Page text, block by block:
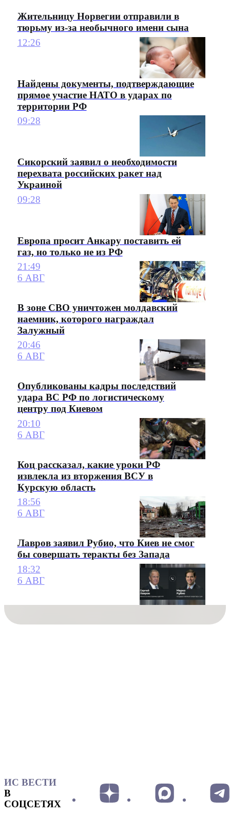
Жительницу Норвегии отправили в
тюрьму из-за необычного имени сына
12:26
Найдены документы, подтверждающие
прямое участие НАТО в ударах по
территории РФ
09:28
Сикорский заявил о необходимости
перехвата российских ракет над
Украиной
09:28
Европа просит Анкару поставить ей
газ, но только не из РФ
21:49
6 АВГ
В зоне СВО уничтожен молдавский
наемник, которого награждал
Залужный
20:46
6 АВГ
Опубликованы кадры последствий
удара ВС РФ по логистическому
центру под Киевом
20:10
6 АВГ
Коц рассказал, какие уроки РФ
извлекла из вторжения ВСУ в
Курскую область
18:56
6 АВГ
Лавров заявил Рубио, что Киев не смог
бы совершать теракты без Запада
18:32
6 АВГ
ИС ВЕСТИ
В
СОЦСЕТЯХ